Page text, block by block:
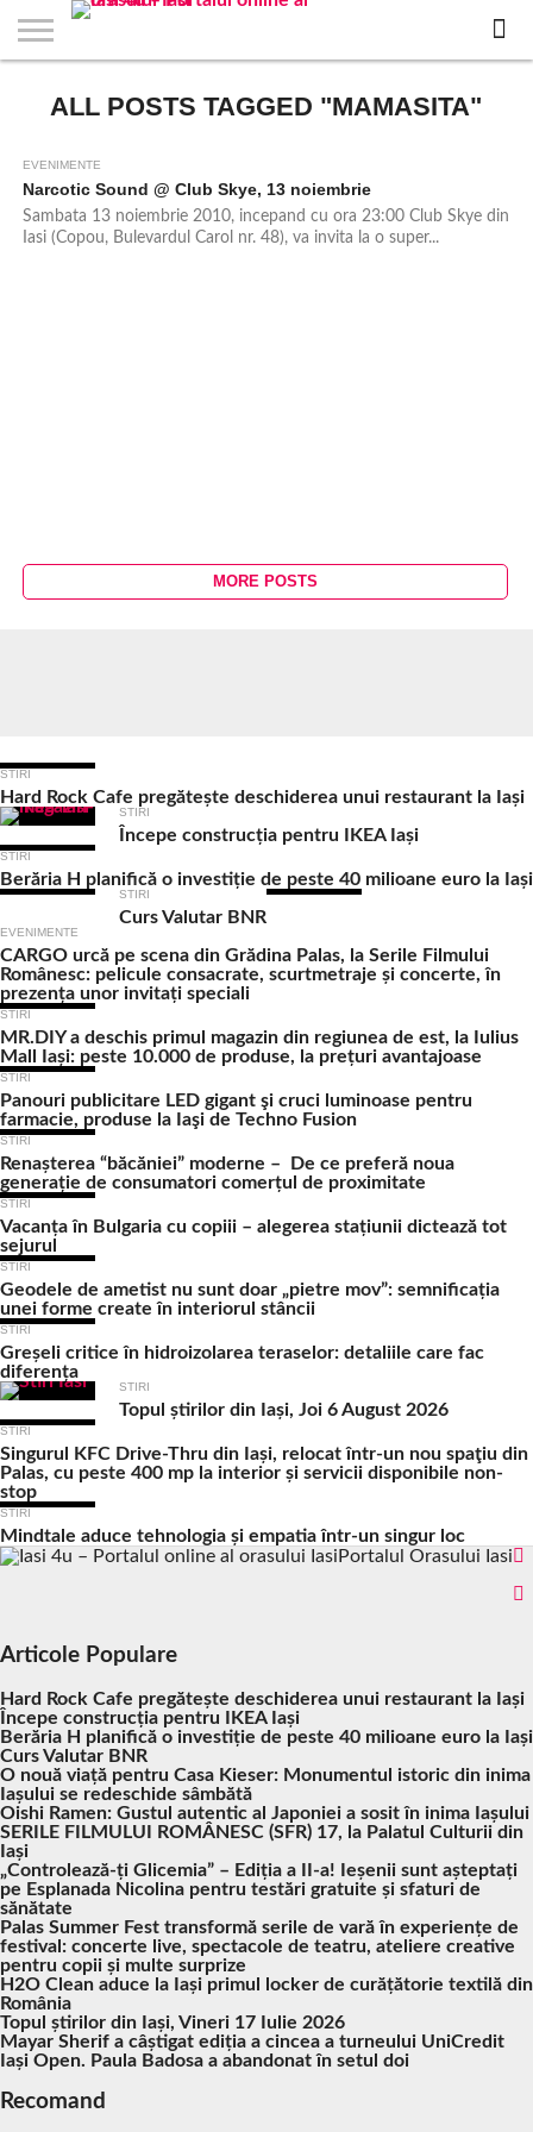
STIRI
APARTAMENTE
NOI IASI
STIRI
IASI
JOBS
IN
FILME
LA
CLUBURI /
DISCOTECI
BARURI /
CAFENELE
SALI DE
FORTA
SALOANE DE
INFRUMUSETARE
AGENTII
DE
RESTAURANTE
IN IASI
PIZZA
IN
PISCINA
IN IASI
FLORARII
RADIO
LIVE
SPALATORII
AUTO
TRACTARI
AUTO
TAXI
IN
CINEMA
TEATRU
HOTELURI
/
TEREN
SPORTIV
TEREN
TENIS
FARMACII
NON
COFFEE-
TO-GO
FIRME DE
PUBLICITATE
RENT
A
ALL POSTS TAGGED "MAMASITA"
EVENIMENTE
Narcotic Sound @ Club Skye, 13 noiembrie
Sambata 13 noiembrie 2010, incepand cu ora 23:00 Club Skye din
Iasi (Copou, Bulevardul Carol nr. 48), va invita la o super...
MORE POSTS
STIRI
Hard Rock Cafe pregătește deschiderea unui restaurant la Iași
STIRI
Începe construcția pentru IKEA Iași
STIRI
Berăria H planifică o investiție de peste 40 milioane euro la Iași
STIRI
Curs Valutar BNR
EVENIMENTE
CARGO urcă pe scena din Grădina Palas, la Serile Filmului
Românesc: pelicule consacrate, scurtmetraje și concerte, în
prezența unor invitați speciali
STIRI
MR.DIY a deschis primul magazin din regiunea de est, la Iulius
Mall Iași: peste 10.000 de produse, la prețuri avantajoase
STIRI
Panouri publicitare LED gigant şi cruci luminoase pentru
farmacie, produse la Iaşi de Techno Fusion
STIRI
Renașterea “băcăniei” moderne – De ce preferă noua
generație de consumatori comerțul de proximitate
STIRI
Vacanța în Bulgaria cu copiii – alegerea stațiunii dictează tot
sejurul
STIRI
Geodele de ametist nu sunt doar „pietre mov”: semnificația
unei forme create în interiorul stâncii
STIRI
Greșeli critice în hidroizolarea teraselor: detaliile care fac
diferența
STIRI
Topul știrilor din Iași, Joi 6 August 2026
STIRI
Singurul KFC Drive-Thru din Iași, relocat într-un nou spaţiu din
Palas, cu peste 400 mp la interior și servicii disponibile non-
stop
STIRI
Mindtale aduce tehnologia și empatia într-un singur loc
Portalul Orasului Iasi
Articole Populare
Hard Rock Cafe pregătește deschiderea unui restaurant la Iași
Începe construcția pentru IKEA Iași
Berăria H planifică o investiție de peste 40 milioane euro la Iași
Curs Valutar BNR
O nouă viață pentru Casa Kieser: Monumentul istoric din inima
Iașului se redeschide sâmbătă
Oishi Ramen: Gustul autentic al Japoniei a sosit în inima Iașului
SERILE FILMULUI ROMÂNESC (SFR) 17, la Palatul Culturii din
Iași
„Controlează-ți Glicemia” – Ediția a II-a! Ieșenii sunt așteptați
pe Esplanada Nicolina pentru testări gratuite și sfaturi de
sănătate
Palas Summer Fest transformă serile de vară în experiențe de
festival: concerte live, spectacole de teatru, ateliere creative
pentru copii și multe surprize
H2O Clean aduce la Iași primul locker de curățătorie textilă din
România
Topul știrilor din Iași, Vineri 17 Iulie 2026
Mayar Sherif a câștigat ediția a cincea a turneului UniCredit
Iași Open. Paula Badosa a abandonat în setul doi
Recomand